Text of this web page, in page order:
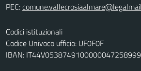
PEC:
Codici istituzionali
Codice Univoco ufficio: UF0F0F
IBAN: IT44V0538749100000047258999